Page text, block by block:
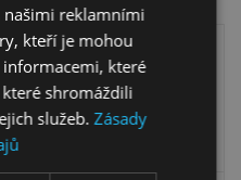
našimi reklamními
kteří je mohou
které
shromáždili
služeb.Zásady